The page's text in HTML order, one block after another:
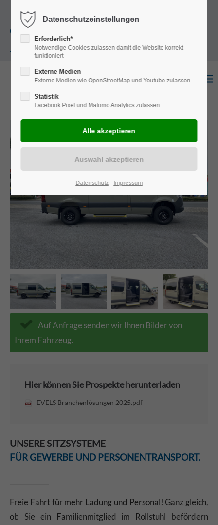
+49
(0)251 322 631
- 0
Auf Anfrage senden wir Ihnen Bilder von
Ihrem Fahrzeug.
Hier können Sie Prospekte herunterladen
EVELS Branchenlösungen 2025.pdf
UNSERE SITZSYSTEME
FÜR GEWERBE UND PERSONENTRANSPORT.
Freie Fahrt für mehr Ladung und Personal! Ganz gleich,
ob Sie ein Familienmitglied im Rollstuhl befördern
Datenschutzeinstellungen
Erforderlich*
Notwendige Cookies zulassen damit die Website korrekt
funktioniert
Externe Medien
Externe Medien wie OpenStreetMap und Youtube zulassen
Statistik
Facebook Pixel und Matomo Analytics zulassen
Datenschutz Impressum